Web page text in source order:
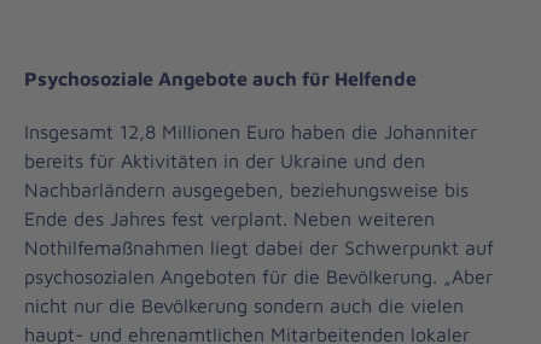
Psychosoziale Angebote auch für Helfende
Insgesamt 12,8 Millionen Euro haben die Johanniter
bereits für Aktivitäten in der Ukraine und den
Nachbarländern ausgegeben, beziehungsweise bis
Ende des Jahres fest verplant. Neben weiteren
Nothilfemaßnahmen liegt dabei der Schwerpunkt auf
psychosozialen Angeboten für die Bevölkerung. „Aber
nicht nur die Bevölkerung sondern auch die vielen
haupt- und ehrenamtlichen Mitarbeitenden lokaler